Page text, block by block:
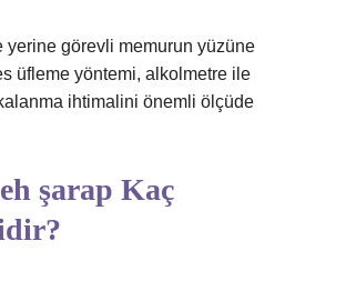
yerine görevli memurun yüzüne
üfleme yöntemi, alkolmetre ile
ihtimalini önemli ölçüde
şarap Kaç